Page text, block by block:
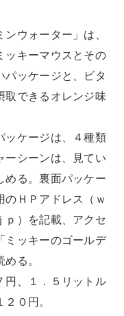
ウォーター」は、
ッキーマウスとその
パッケージと、ビタ
取できるオレンジ味
ッケージは、４種類
ーシーンは、見てい
める。裏面パッケー
のＨＰアドレス（ｗ
ｐ）を記載、アクセ
ミッキーのゴールデ
る。
円、１．５リットル
０円。